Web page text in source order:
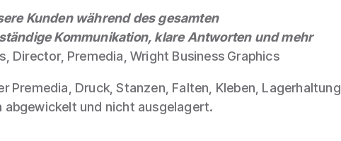
Kunden während des gesamten
Kommunikation, klare Antworten und mehr
Director, Premedia, Wright Business Graphics
Premedia, Druck, Stanzen, Falten, Kleben, Lagerhaltung
abgewickelt und nicht ausgelagert.